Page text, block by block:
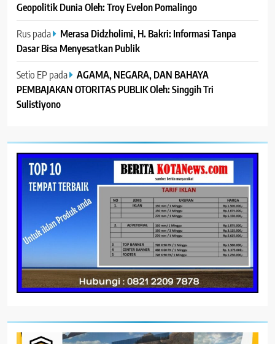
Geopolitik Dunia Oleh: Troy Evelon Pomalingo
Ruspada
Merasa Didzholimi, H. Bakri: Informasi Tanpa
Dasar Bisa Menyesatkan Publik
Setio EP pada
AGAMA, NEGARA, DAN BAHAYA
PEMBAJAKAN OTORITAS PUBLIK Oleh: Singgih Tri
Sulistiyono